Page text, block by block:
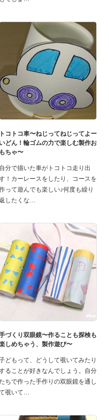
トコトコ車〜ねじってねじってよー
いどん！輪ゴムの力で楽しむ製作お
もちゃ〜
自分で描いた車がトコトコ走り出
！カーレースをしたり、コースを
って遊んでも楽しい♪何度も繰り
したくな
づくり双眼鏡〜作ることも探検も
しめちゃう、製作遊び〜
どもって、どうして覗いてみたり
ることが好きなんでしょう。自分
ちで作った手作りの双眼鏡を通し
覗いて